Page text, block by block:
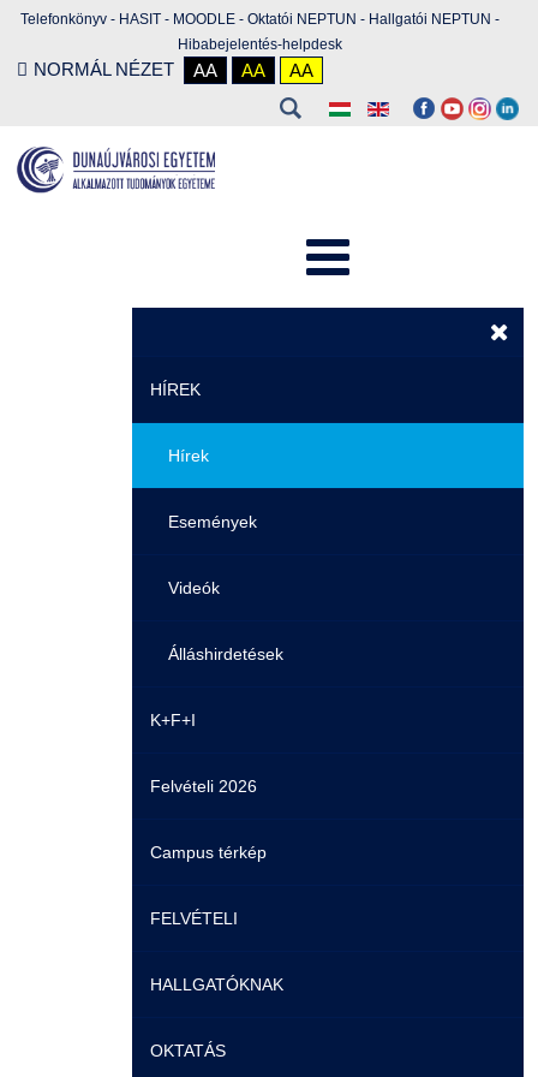
Telefonkönyv - HASIT - MOODLE - Oktatói NEPTUN - Hallgatói NEPTUN -
Hibabejelentés-helpdesk
NORMÁL NÉZET AA AA AA
HÍREK
Hírek
Események
Videók
Álláshirdetések
K+F+I
Felvételi 2026
Campus térkép
FELVÉTELI
Pontozási rendszer szabályai
Felvetteknek
HALLGATÓKNAK
Képzéseink
OKTATÁS